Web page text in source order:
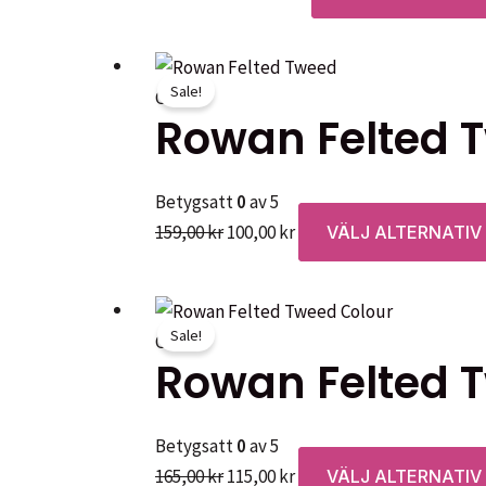
99,00 kr
1249,00 kr
Sale!
Garner
Rowan Felted
Betygsatt0av 5
159,00krDet
ursprungliga
var:
100,00krDet
nuvarande
är:
VÄLJ ALTERNATIV
Sale!
Garner
Rowan Felted
Betygsatt0av 5
165,00krDet
115,00krDet
VÄLJ ALTERNATIV